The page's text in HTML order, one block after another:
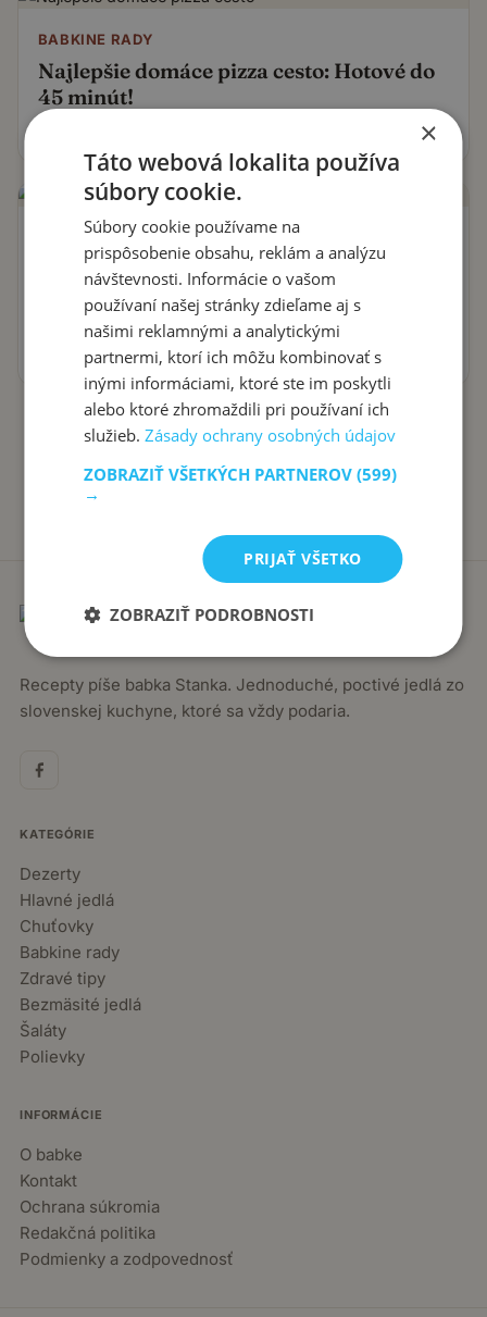
BABKINE RADY
Najlepšie domáce pizza cesto: Hotové do
45 minút!
BABKINE RADY
Dokonalá pečená paradajková omáčka:
Omáčka, ktorá je vhodná nie len k
cestovinám!
8. júna 2024
Recepty píše babka Stanka. Jednoduché, poctivé jedlá zo
slovenskej kuchyne, ktoré sa vždy podaria.
KATEGÓRIE
Dezerty
Hlavné jedlá
Chuťovky
Babkine rady
Zdravé tipy
Bezmäsité jedlá
Šaláty
Polievky
INFORMÁCIE
O babke
Kontakt
Ochrana súkromia
Redakčná politika
Podmienky a zodpovednosť
×
Táto webová lokalita používa
súbory cookie.
Súbory cookie používame na
prispôsobenie obsahu, reklám a analýzu
návštevnosti. Informácie o vašom
používaní našej stránky zdieľame aj s
našimi reklamnými a analytickými
partnermi, ktorí ich môžu kombinovať s
inými informáciami, ktoré ste im poskytli
alebo ktoré zhromaždili pri používaní ich
služieb.Zásady ochrany osobných údajov
ZOBRAZIŤ VŠETKÝCH PARTNEROV(599)
→
PRIJAŤ VŠETKO
ZOBRAZIŤ PODROBNOSTI